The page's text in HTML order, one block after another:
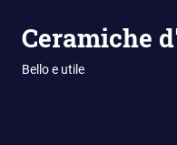
Ceramiche
Bello e utile